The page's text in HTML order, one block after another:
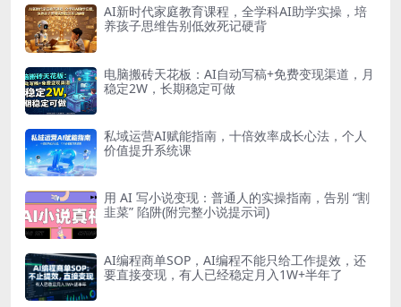
AI新时代家庭教育课程，全学科AI助学实操，培
养孩子思维告别低效死记硬背
电脑搬砖天花板：AI自动写稿+免费变现渠道，月
稳定2W，长期稳定可做
私域运营AI赋能指南，十倍效率成长心法，个人
价值提升系统课
用 AI 写小说变现：普通人的实操指南，告别 “割
韭菜” 陷阱(附完整小说提示词)
AI编程商单SOP，AI编程不能只给工作提效，还
要直接变现，有人已经稳定月入1W+半年了